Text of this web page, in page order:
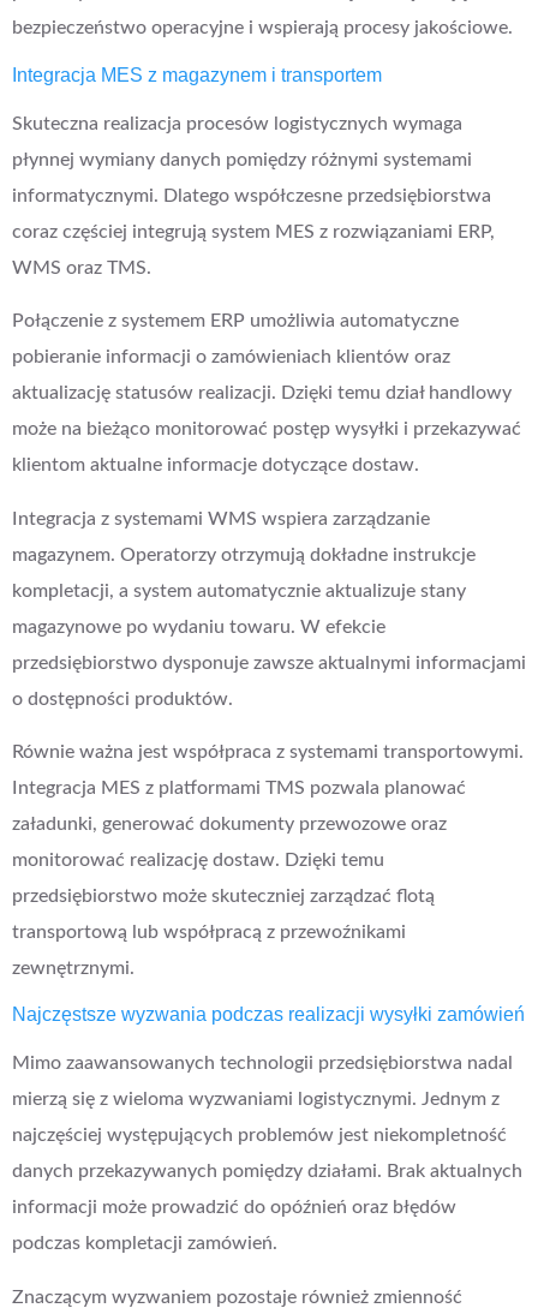
bezpieczeństwo operacyjne i wspierają procesy jakościowe.
Integracja MES z magazynem i transportem
Skuteczna realizacja procesów logistycznych wymaga
płynnej wymiany danych pomiędzy różnymi systemami
informatycznymi. Dlatego współczesne przedsiębiorstwa
coraz częściej integrują system MES z rozwiązaniami ERP,
WMS oraz TMS.
Połączenie z systemem ERP umożliwia automatyczne
pobieranie informacji o zamówieniach klientów oraz
aktualizację statusów realizacji. Dzięki temu dział handlowy
może na bieżąco monitorować postęp wysyłki i przekazywać
klientom aktualne informacje dotyczące dostaw.
Integracja z systemami WMS wspiera zarządzanie
magazynem. Operatorzy otrzymują dokładne instrukcje
kompletacji, a system automatycznie aktualizuje stany
magazynowe po wydaniu towaru. W efekcie
przedsiębiorstwo dysponuje zawsze aktualnymi informacjami
o dostępności produktów.
Równie ważna jest współpraca z systemami transportowymi.
Integracja MES z platformami TMS pozwala planować
załadunki, generować dokumenty przewozowe oraz
monitorować realizację dostaw. Dzięki temu
przedsiębiorstwo może skuteczniej zarządzać flotą
transportową lub współpracą z przewoźnikami
zewnętrznymi.
Najczęstsze wyzwania podczas realizacji wysyłki zamówień
Mimo zaawansowanych technologii przedsiębiorstwa nadal
mierzą się z wieloma wyzwaniami logistycznymi. Jednym z
najczęściej występujących problemów jest niekompletność
danych przekazywanych pomiędzy działami. Brak aktualnych
informacji może prowadzić do opóźnień oraz błędów
podczas kompletacji zamówień.
Znaczącym wyzwaniem pozostaje również zmienność